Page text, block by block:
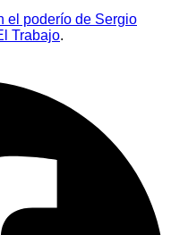
el poderío de Sergio
Trabajo.